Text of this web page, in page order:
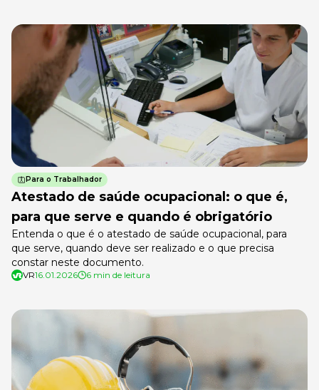
Para o Trabalhador
Atestado de saúde ocupacional: o que é,
para que serve e quando é obrigatório
Entenda o que é o atestado de saúde ocupacional, para
que serve, quando deve ser realizado e o que precisa
constar neste documento.
VR16.01.2026 6 min de leitura